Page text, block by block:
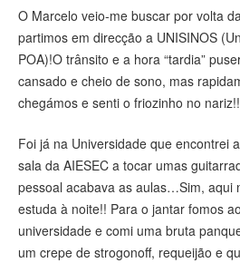
O Marcelo veio-me buscar por volta
partimos em direcção a UNISINOS
POA)!O trânsito e a hora “tardia”
cansado e cheio de sono, mas
chegámos e senti o friozinho no
Foi já na Universidade que encontrei
sala da AIESEC a tocar umas
pessoal acabava as aulas…Sim, aqui
estuda à noite!! Para o jantar fomos
universidade e comi uma bruta
um crepe de strogonoff, requeijão e